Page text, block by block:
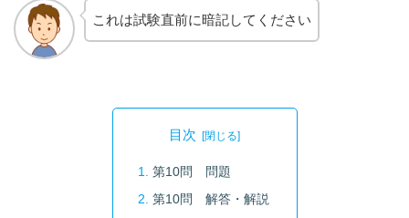
これは試験直前に暗記してください
目次
第10問 問題
第10問 解答・解説